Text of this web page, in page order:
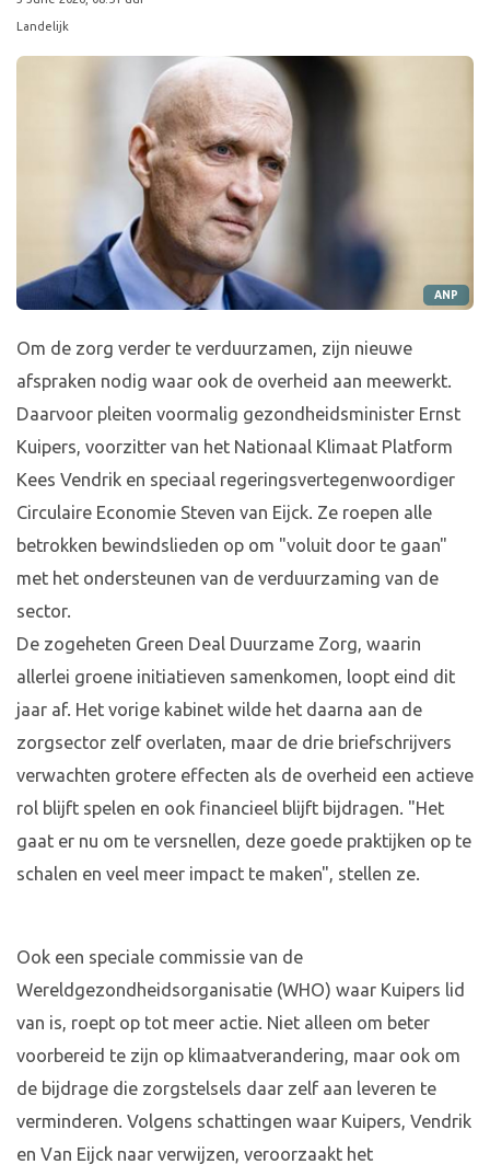
Landelijk
ANP
Om de zorg verder te verduurzamen, zijn nieuwe
afspraken nodig waar ook de overheid aan meewerkt.
Daarvoor pleiten voormalig gezondheidsminister Ernst
Kuipers, voorzitter van het Nationaal Klimaat Platform
Kees Vendrik en speciaal regeringsvertegenwoordiger
Circulaire Economie Steven van Eijck. Ze roepen alle
betrokken bewindslieden op om "voluit door te gaan"
met het ondersteunen van de verduurzaming van de
sector.
De zogeheten Green Deal Duurzame Zorg, waarin
allerlei groene initiatieven samenkomen, loopt eind dit
jaar af. Het vorige kabinet wilde het daarna aan de
zorgsector zelf overlaten, maar de drie briefschrijvers
verwachten grotere effecten als de overheid een actieve
rol blijft spelen en ook financieel blijft bijdragen. "Het
gaat er nu om te versnellen, deze goede praktijken op te
schalen en veel meer impact te maken", stellen ze.
Ook een speciale commissie van de
Wereldgezondheidsorganisatie (WHO) waar Kuipers lid
van is, roept op tot meer actie. Niet alleen om beter
voorbereid te zijn op klimaatverandering, maar ook om
de bijdrage die zorgstelsels daar zelf aan leveren te
verminderen. Volgens schattingen waar Kuipers, Vendrik
en Van Eijck naar verwijzen, veroorzaakt het